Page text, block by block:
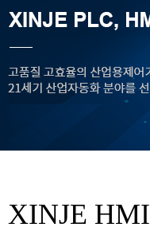
XINJE HMI